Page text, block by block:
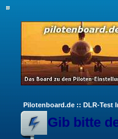
Pilotenboard.de :: DLR-Test
Gib bitte